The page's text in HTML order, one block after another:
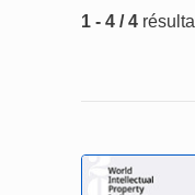
1 - 4 / 4